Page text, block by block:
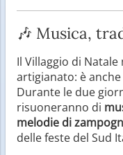
🎶 Musica,
Il Villaggio di
artigianato: è anche
Durante le due
risuoneranno di
melodie di
delle feste del Sud